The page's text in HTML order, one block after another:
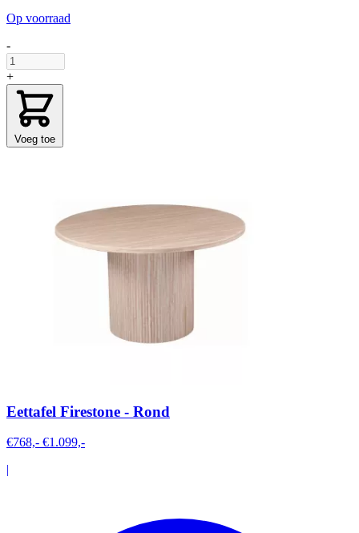
Op voorraad
-
+
Voeg toe
Eettafel Firestone - Rond
€768,- €1.099,-
|